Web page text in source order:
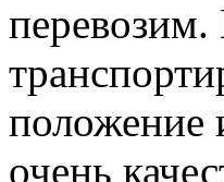
положение
очень